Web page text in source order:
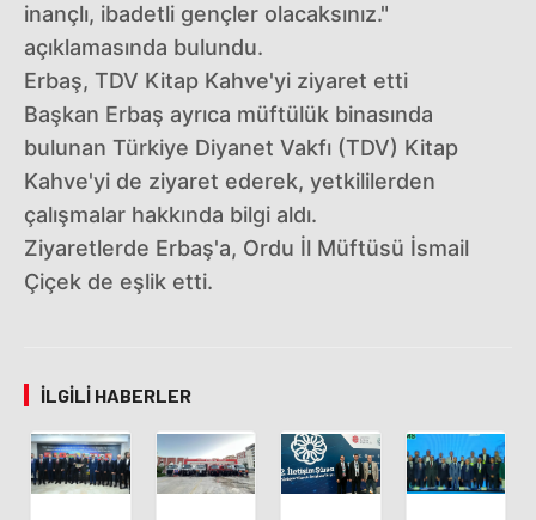
inançlı, ibadetli gençler olacaksınız."
açıklamasında bulundu.
Erbaş, TDV Kitap Kahve'yi ziyaret etti
Başkan Erbaş ayrıca müftülük binasında
bulunan Türkiye Diyanet Vakfı (TDV) Kitap
Kahve'yi de ziyaret ederek, yetkililerden
çalışmalar hakkında bilgi aldı.
Ziyaretlerde Erbaş'a, Ordu İl Müftüsü İsmail
Çiçek de eşlik etti.
İLGILI HABERLER